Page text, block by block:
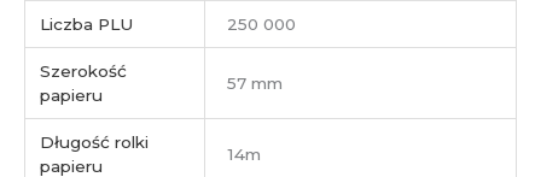
Liczba PLU 250 000
Szerokość
papieru
57 mm
Długość rolki
papieru
14m